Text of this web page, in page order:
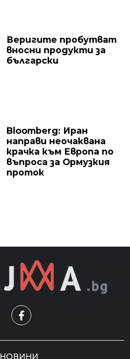
Веригите пробутват
вносни продукти за
български
Bloomberg: Иран
направи неочаквана
крачка към Европа по
въпроса за Ормузкия
проток
НОВИНИ